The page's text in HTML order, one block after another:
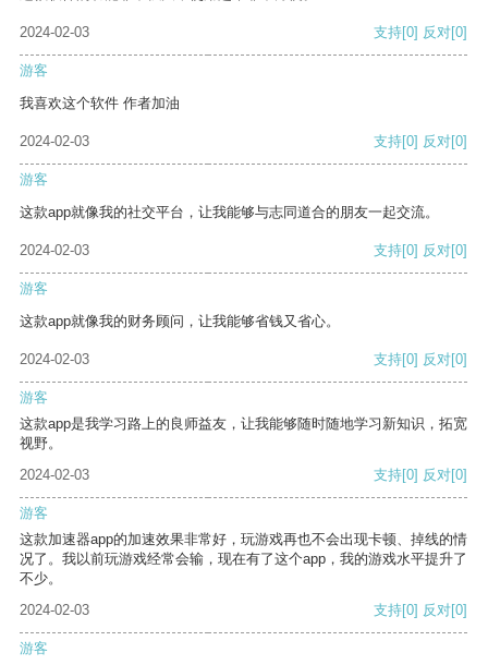
2024-02-03 支持[0] 反对[0]
游客
我喜欢这个软件 作者加油
2024-02-03 支持[0] 反对[0]
游客
这款app就像我的社交平台，让我能够与志同道合的朋友一起交流。
2024-02-03 支持[0] 反对[0]
游客
这款app就像我的财务顾问，让我能够省钱又省心。
2024-02-03 支持[0] 反对[0]
游客
这款app是我学习路上的良师益友，让我能够随时随地学习新知识，拓宽
视野。
2024-02-03
支持[0] 反对[0]
游客
这款加速器app的加速效果非常好，玩游戏再也不会出现卡顿、掉线的情
况了。我以前玩游戏经常会输，现在有了这个app，我的游戏水平提升了
不少。
2024-02-03
支持[0] 反对[0]
游客